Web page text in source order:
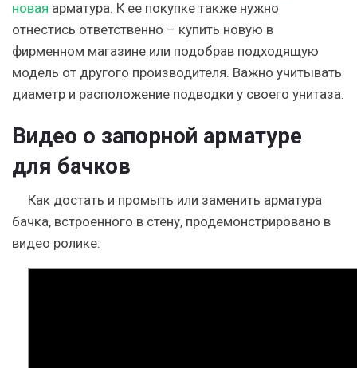
новая арматура. К ее покупке также нужно
отнестись ответственно – купить новую в
фирменном магазине или подобрав подходящую
модель от другого производителя. Важно учитывать
диаметр и расположение подводки у своего унитаза.
Видео о запорной арматуре
для бачков
Как достать и промыть или заменить арматура
бачка, встроенного в стену, продемонстрировано в
видео ролике: